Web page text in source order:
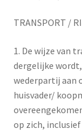
TRANSPORT /
1. De wijze van
dergelijke
wederpartij aan
huisvader/
op zich,